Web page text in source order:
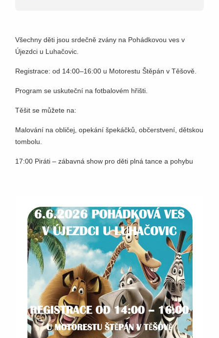
Všechny děti jsou srdečně zvány na Pohádkovou ves v
Újezdci u Luhačovic.
Registrace: od 14:00–16:00 u Motorestu Štěpán v Těšově.
Program se uskuteční na fotbalovém hřišti.
Těšit se můžete na:
Malování na obličej, opekání špekáčků, občerstvení, dětskou
tombolu.
17:00 Piráti – zábavná show pro děti plná tance a pohybu